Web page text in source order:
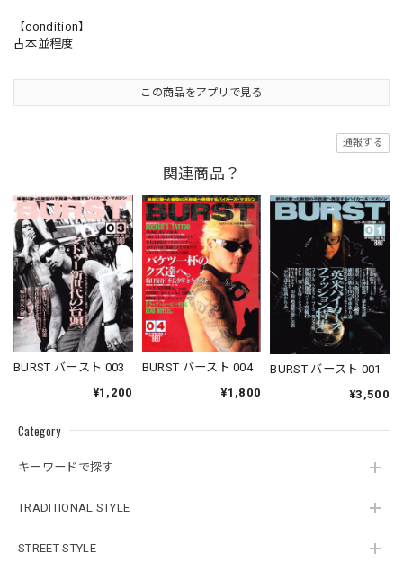
Category
キーワードで探す
TRADITIONAL STYLE
STREET STYLE
【condition】
古本並程度
この商品をアプリで見る
通報する
関連商品？
BURST バースト 003
¥1,200
BURST バースト 004
¥1,800
BURST バースト 001
¥3,500